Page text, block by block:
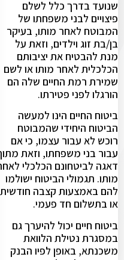
שנועד בדרך כלל לשלם
פיצויים לבני משפחתו של
המבוטח לאחר מותו, בעיקר
בן/בת זוג וילדים, וזאת על
מנת להבטיח את יציבותם
הכלכלית לאחר מותו או לשם
שמירת רמת החיים שלה הם
הורגלו לפני פטירתו.
ביטוח החיים הינו למעשה
הביטוח היחידי שהמבוטח
רוכש לא עבור עצמו, כי אם
עבור בני משפחתו, וזאת מתוך
דאגה לביטחונם הכלכלי לאחר
מותו. תגמולי הביטוח ישולמו
להם באמצעות קצבה חודשית
או בתשלום חד פעמי.
ביטוח חיים יכול להיערך גם
במסגרת נטילת הלוואת
משכנתא, באופן לפיו הבנק